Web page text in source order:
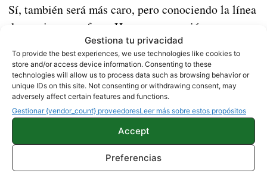
Gestiona tu privacidad
To provide the best experiences, we use technologies like cookies to
store and/or access device information. Consenting to these
technologies will allow us to process data such as browsing behavior or
unique IDs on this site. Not consenting or withdrawing consent, may
adversely affect certain features and functions.
Gestionar {vendor_count} proveedoresLeer más sobre estos propósitos
Accept
Preferencias
Sí, también será más caro, pero conociendo la línea
de precios que ofrece Honor, una versión con
menos almacenamiento y menos RAM podría
colocarse muy cerca de este Mi MAX 3, un
dispositivo de gama media con unSnapdragon
636.Tenemos muchas ganas de conocer todos los
detalles oficiales de este Honor Note 10, ya que
podría ser el primer dispositivo en plantar cara a la
gama gigante de Xiaomi.